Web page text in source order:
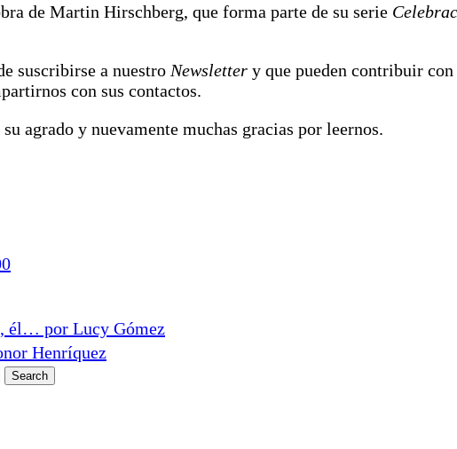
de Martin Hirschberg, que forma parte de su serie
suscribirse a nuestro Newsletter y que pueden contribuir
con sus contactos.
agrado y nuevamente muchas gracias por leernos.
él… por Lucy Gómez
Henríquez